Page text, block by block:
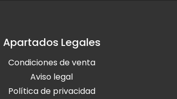
Holaola Ribadeo
Avda de Leopoldo Calvo Sotelo,
Apartados Legales
Condiciones de venta
Aviso legal
Política de privacidad